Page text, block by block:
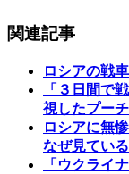
関連記事
ロシアの戦
「３日間で
視したプー
ロシアに無
なぜ見てい
「ウクライ